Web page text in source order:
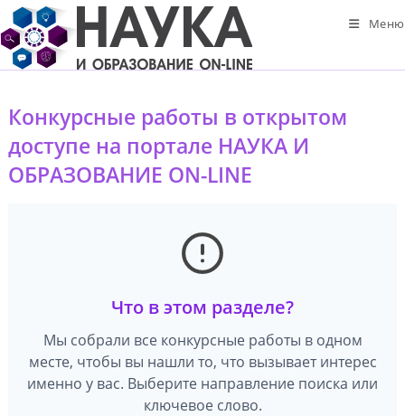
Перейти
к
содержимому
Меню
Конкурсные работы в открытом
доступе на портале НАУКА И
ОБРАЗОВАНИЕ ON-LINE
Что в этом разделе?
Мы собрали все конкурсные работы в одном
месте, чтобы вы нашли то, что вызывает интерес
именно у вас. Выберите направление поиска или
ключевое слово.